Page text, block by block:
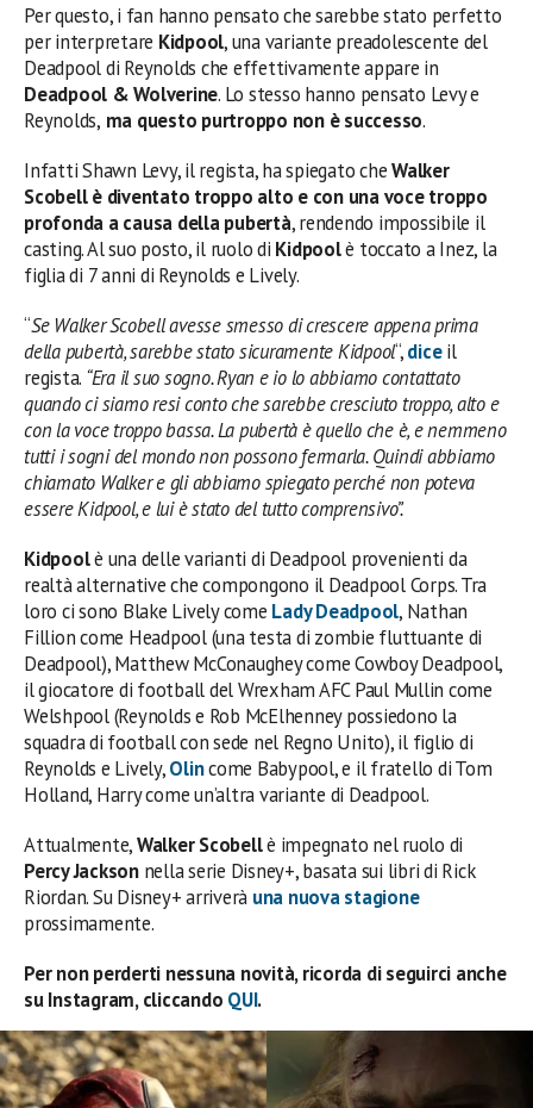
Per questo, i fan hanno pensato che sarebbe stato perfetto
per interpretare Kidpool, una variante preadolescente del
Deadpool di Reynolds che effettivamente appare in
Deadpool & Wolverine. Lo stesso hanno pensato Levy e
Reynolds, ma questo purtroppo non è successo.
Infatti Shawn Levy, il regista, ha spiegato cheWalker
Scobell è diventato troppo alto e con una voce troppo
profonda a causa della pubertà, rendendo impossibile il
casting. Al suo posto, il ruolo di Kidpoolè toccato a Inez, la
figlia di 7 anni di Reynolds e Lively.
“Se Walker Scobell avesse smesso di crescere appena prima
della pubertà, sarebbe stato sicuramente Kidpool“,diceil
regista. “Era il suo sogno. Ryan e io lo abbiamo contattato
quando ci siamo resi conto che sarebbe cresciuto troppo, alto e
con la voce troppo bassa. La pubertà è quello che è, e nemmeno
tutti i sogni del mondo non possono fermarla. Quindi abbiamo
chiamato Walker e gli abbiamo spiegato perché non poteva
essere Kidpool, e lui è stato del tutto comprensivo”.
Kidpoolè una delle varianti di Deadpool provenienti da
realtà alternative che compongono il Deadpool Corps. Tra
loro ci sono Blake Lively come Lady Deadpool, Nathan
Fillion come Headpool (una testa di zombie fluttuante di
Deadpool), Matthew McConaughey come Cowboy Deadpool,
il giocatore di football del Wrexham AFC Paul Mullin come
Welshpool (Reynolds e Rob McElhenney possiedono la
squadra di football con sede nel Regno Unito), il figlio di
Reynolds e Lively,Olincome Babypool, e il fratello di Tom
Holland, Harry come un’altra variante di Deadpool.
Attualmente,Walker Scobellè impegnato nel ruolo di
Percy Jacksonnella serie Disney+, basata sui libri di Rick
Riordan. Su Disney+ arriverà una nuova stagione
prossimamente.
Per non perderti nessuna novità, ricorda di seguirci anche
su Instagram, cliccando QUI.